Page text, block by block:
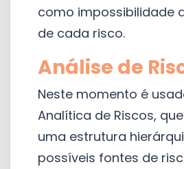
como impossibilidade
de cada risco.
Análise de
Neste momento é
Analítica de Riscos,
uma estrutura
possíveis fontes de